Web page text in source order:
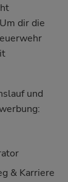
dir die
und
& Karriere